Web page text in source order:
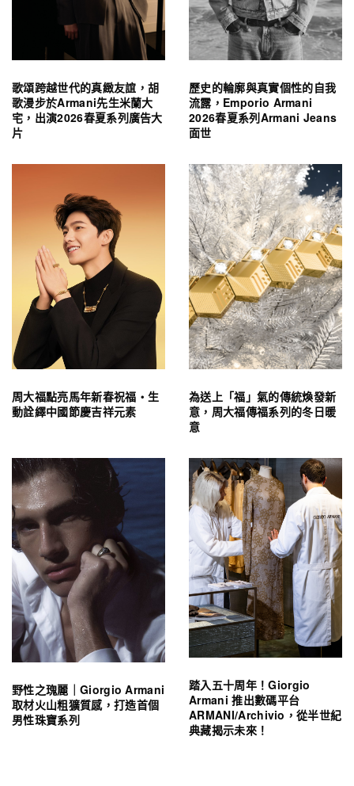
歌頌跨越世代的真緻友誼，胡
歌漫步於Armani先生米蘭大
宅，出演2026春夏系列廣告大
片
歷史的輪廓與真實個性的自我
流露，Emporio Armani
2026春夏系列Armani Jeans
面世
周大福點亮馬年新春祝福・生
動詮繹中國節慶吉祥元素
為送上「福」氣的傳統煥發新
意，周大福傳福系列的冬日暖
意
野性之瑰麗｜Giorgio Armani
取材火山粗獷質感，打造首個
男性珠寶系列
踏入五十周年！Giorgio
Armani 推出數碼平台
ARMANI/Archivio，從半世紀
典藏揭示未來！